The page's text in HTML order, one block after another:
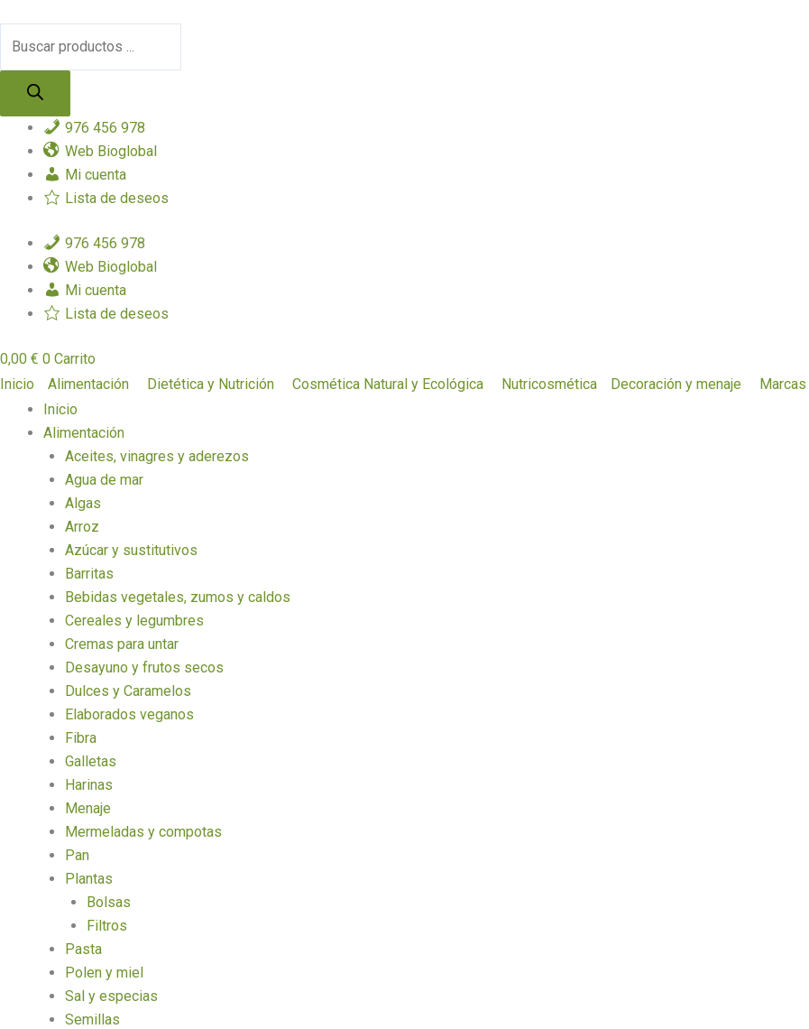
contenido
productos
976 456 978
Web Bioglobal
Mi cuenta
Lista de deseos
976 456 978
Web Bioglobal
Mi cuenta
Lista de deseos
0,00 € 0 Carrito
Inicio
Alimentación Dietética y Nutrición Cosmética Natural y Ecológica Nutricosmética Decoración y menaje
Marcas
Inicio
Alimentación
Aceites, vinagres y aderezos
Agua de mar
Algas
Arroz
Azúcar y sustitutivos
Barritas
Bebidas vegetales, zumos y caldos
Cereales y legumbres
Cremas para untar
Desayuno y frutos secos
Dulces y Caramelos
Elaborados veganos
Fibra
Galletas
Harinas
Menaje
Mermeladas y compotas
Pan
Plantas
Bolsas
Filtros
Pasta
Polen y miel
Sal y especias
Semillas